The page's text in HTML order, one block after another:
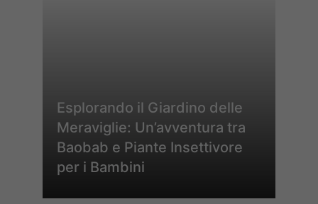
Esplorando il Giardino delle
Meraviglie: Un’avventura tra
Baobab e Piante Insettivore
per i Bambini